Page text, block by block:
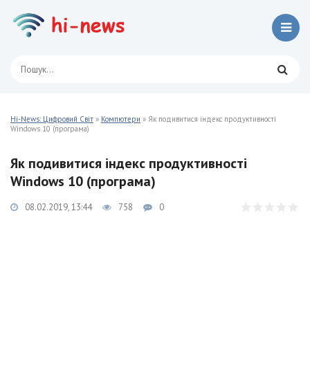
Hi-News: Цифровий Світ » Компютери » Як подивитися індекс продуктивності
Windows 10 (програма)
Як подивитися індекс продуктивності
Windows 10 (програма)
08.02.2019, 13:44 758 0